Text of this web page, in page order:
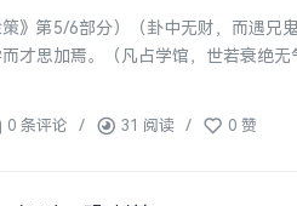
策》第5/6部分）（卦中无财，而遇兄
才思加焉。（凡占学馆，世若衰绝无
0 条评论 / 31 阅读 / 0 赞